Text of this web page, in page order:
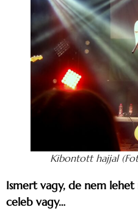
Kibontott hajjal
Ismert vagy, de nem
celeb vagy…